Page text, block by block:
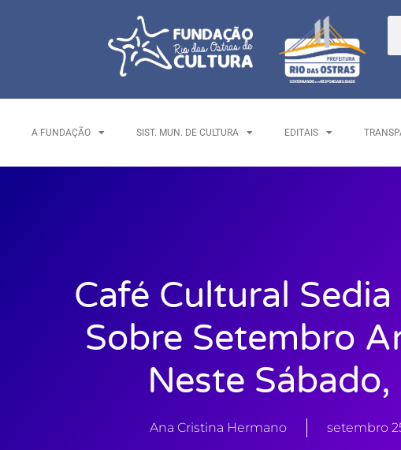
A FUNDAÇÃO SIST. MUN. DE CULTURA EDITAIS
Café Cultural
Sobre Setembro
Neste Sábado,
Ana Cristina Hermano setembro